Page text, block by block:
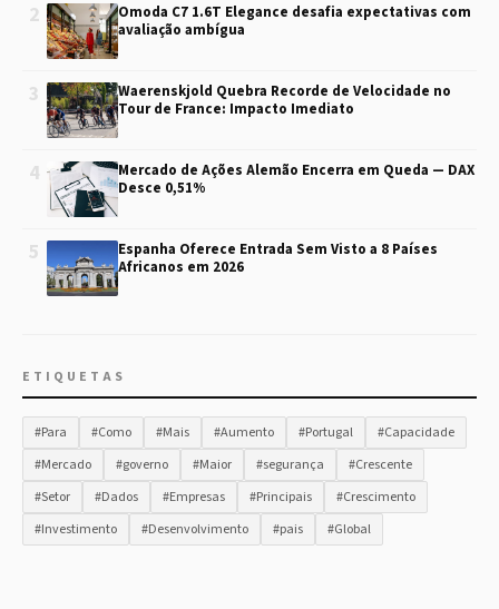
2
Omoda C7 1.6T Elegance desafia expectativas com
avaliação ambígua
3
Waerenskjold Quebra Recorde de Velocidade no
Tour de France: Impacto Imediato
4
Mercado de Ações Alemão Encerra em Queda — DAX
Desce 0,51%
5
Espanha Oferece Entrada Sem Visto a 8 Países
Africanos em 2026
ETIQUETAS
#Para #Como #Mais #Aumento #Portugal
#Capacidade
#Mercado
#governo #Maior #segurança
#Crescente
#Setor
#Dados #Empresas #Principais
#Crescimento
#Investimento
#Desenvolvimento #pais #Global